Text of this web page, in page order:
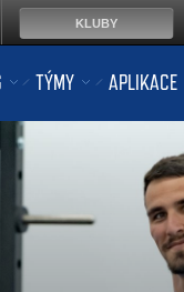
TÝMY APLIKACE
KLUBY